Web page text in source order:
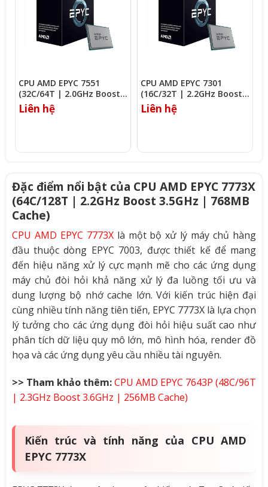
CPU AMD EPYC 7551
(32C/64T | 2.0GHz Boost
3.0GHz | 64MB Cache)
Liên hệ
CPU AMD EPYC 7301
(16C/32T | 2.2GHz Boost
2.7GHz | 64MB Cache)
Liên hệ
Đặc điểm nổi bật của CPU AMD EPYC 7773X
(64C/128T | 2.2GHz Boost 3.5GHz | 768MB
Cache)
CPU AMD EPYC 7773Xlà một bộ xử lý máy chủ hàng
đầu thuộc dòng EPYC 7003, được thiết kế để mang
đến hiệu năng xử lý cực mạnh mẽ cho các ứng dụng
máy chủ đòi hỏi khả năng xử lý đa luồng tối ưu và
dung lượng bộ nhớ cache lớn. Với kiến trúc hiện đại
cùng nhiều tính năng tiên tiến, EPYC 7773X là lựa chọn
lý tưởng cho các ứng dụng đòi hỏi hiệu suất cao như
phân tích dữ liệu quy mô lớn, mô hình hóa, render đồ
họa và các ứng dụng yêu cầu nhiều tài nguyên.
>> Tham khảo thêm: CPU AMD EPYC 7643P (48C/96T
| 2.3GHz Boost 3.6GHz | 256MB Cache)
Kiến trúc và tính năng của CPU AMD
EPYC 7773X